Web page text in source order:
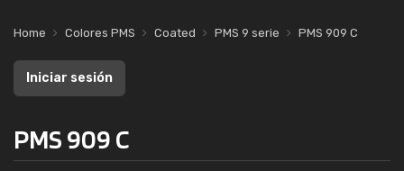
Home Colores PMS Coated PMS 9 serie PMS 909 C
Iniciar sesión
PMS 909 C